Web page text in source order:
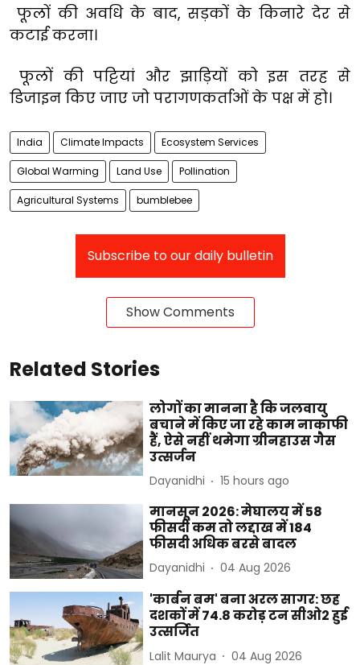
फूलों की अवधि के बाद, सड़कों के किनारे देर से
कटाई करना।
फूलों की पट्टियां और झाड़ियों को इस तरह से
डिजाइन किए जाए जो परागणकर्ताओं के पक्ष में हो।
India Climate Impacts Ecosystem Services
Global Warming Land Use Pollination
Agricultural Systems bumblebee
Subscribe to our daily bulletin
Show Comments
Related Stories
लोगों का मानना है कि जलवायु
बचाने में किए जा रहे काम नाकाफी
हैं, ऐसे नहीं थमेगा ग्रीनहाउस गैस
उत्सर्जन
Dayanidhi 15 hours ago
मानसून 2026: मेघालय में 58
फीसदी कम तो लद्दाख में 184
फीसदी अधिक बरसे बादल
Dayanidhi 04 Aug 2026
'कार्बन बम' बना अरल सागर: छह
दशकों में 74.8 करोड़ टन सीओ2 हुई
उत्सर्जित
Lalit Maurya 04 Aug 2026